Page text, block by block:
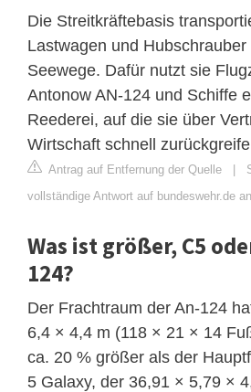
Die Streitkräftebasis
Lastwagen und
Seewege. Dafür nutzt sie
Antonow AN-124 und Schiffe
Reederei, auf die sie über
Wirtschaft schnell
Antrag auf Entfernung der Quelle |
vollständige Antwort auf bundeswehr.de an
Was ist größer, C5
124?
Der Frachtraum der An-124
6,4 × 4,4 m (118 × 21 × 14
ca. 20 % größer als der
5 Galaxy, der 36,91 × 5,79 ×